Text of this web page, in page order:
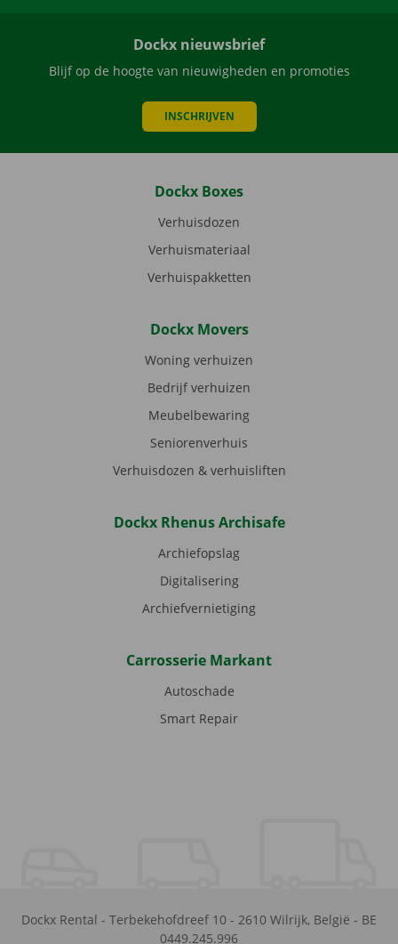
Dockx nieuwsbrief
Blijf op de hoogte van nieuwigheden en promoties
INSCHRIJVEN
Dockx Boxes
Verhuisdozen
Verhuismateriaal
Verhuispakketten
Dockx Movers
Woning verhuizen
Bedrijf verhuizen
Meubelbewaring
Seniorenverhuis
Verhuisdozen & verhuisliften
Dockx Rhenus Archisafe
Archiefopslag
Digitalisering
Archiefvernietiging
Carrosserie Markant
Autoschade
Smart Repair
Dockx Rental - Terbekehofdreef 10 - 2610 Wilrijk, België - BE
0449.245.996